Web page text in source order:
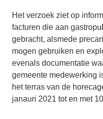
Het verzoek ziet op
facturen die aan
gebracht, alsmede
mogen gebruiken en
evenals documentatie
gemeente medewerking
het terras van de
janauri 2021 tot en met